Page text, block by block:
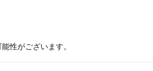
性がございます。